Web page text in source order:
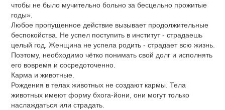
чтобы не было мучительно больно за бесцельно прожитые
годы».
Любое пропущенное действие вызывает продолжительные
беспокойства. Не успел поступить в институт - страдаешь
целый год. Женщина не успела родить - страдает всю жизнь.
Поэтому, необходимо чётко понимать свой долг и исполнять
его вовремя и сосредоточенно.
Карма и животные.
Рождения в телах животных не создают кармы. Тела
животных имеют форму бхога-йони, они могут только
наслаждаться или страдать.